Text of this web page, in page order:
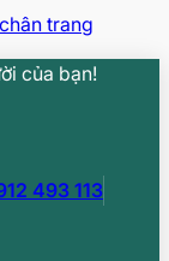
trang
của bạn!
493 113